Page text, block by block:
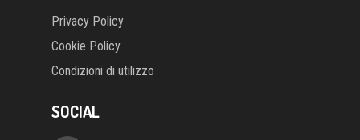
Privacy Policy
Cookie Policy
Condizioni di utilizzo
SOCIAL